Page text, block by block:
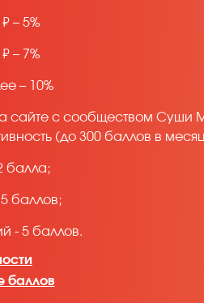
– 5%
– 7%
– 10%
сайте с сообществом Суши
(до 300 баллов в
балла;
баллов;
- 5 баллов.
баллов